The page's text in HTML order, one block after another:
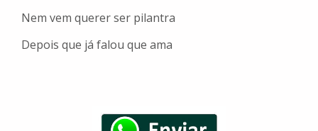
Nem vem querer ser pilantra
Depois que já falou que ama